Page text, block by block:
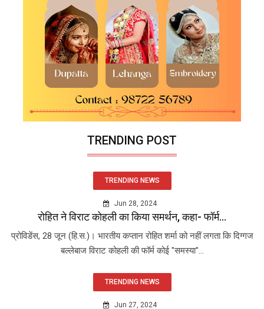
TRENDING POST
TRENDING NEWS
Jun 28, 2024
रोहित ने विराट कोहली का किया समर्थन, कहा- फॉर्म...
प्रोविडेंस, 28 जून (हि.स.)। भारतीय कप्तान रोहित शर्मा को नहीं लगता कि दिग्गज
बल्लेबाज विराट कोहली की फॉर्म कोई "समस्या"...
TRENDING NEWS
Jun 27, 2024